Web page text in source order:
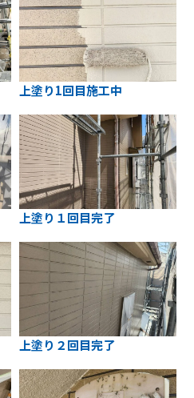
上塗り1回目施工中
上塗り１回目完了
上塗り２回目完了